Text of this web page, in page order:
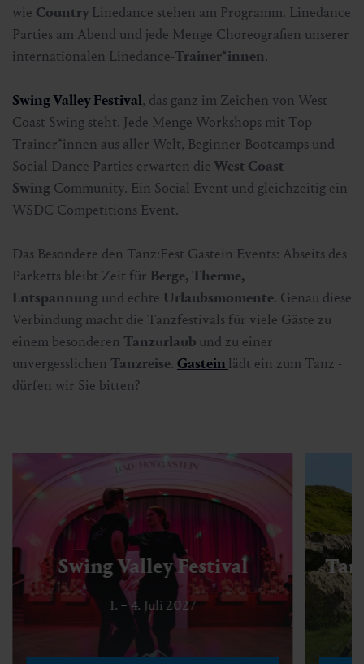
wie Country Linedance stehen am Programm. Linedance
Parties am Abend und jede Menge Choreografien unserer
internationalen Linedance-Trainer*innen.
Swing Valley Festival, das ganz im Zeichen von West
Coast Swing steht. Jede Menge Workshops mit Top
Trainer*innen aus aller Welt, Beginner Bootcamps und
Social Dance Parties erwarten dieWest Coast
Swing Community. Ein Social Event und gleichzeitig ein
WSDC Competitions Event.
Das Besondere den Tanz:Fest Gastein Events: Abseits des
Parketts bleibt Zeit für Berge, Therme,
Entspannung und echte Urlaubsmomente. Genau diese
Verbindung macht die Tanzfestivals für viele Gäste zu
einem besonderen Tanzurlaub und zu einer
unvergesslichen Tanzreise. Gastein lädt ein zum Tanz -
dürfen wir Sie bitten?
Swing Valley Festival
1. – 4. Juli 2027